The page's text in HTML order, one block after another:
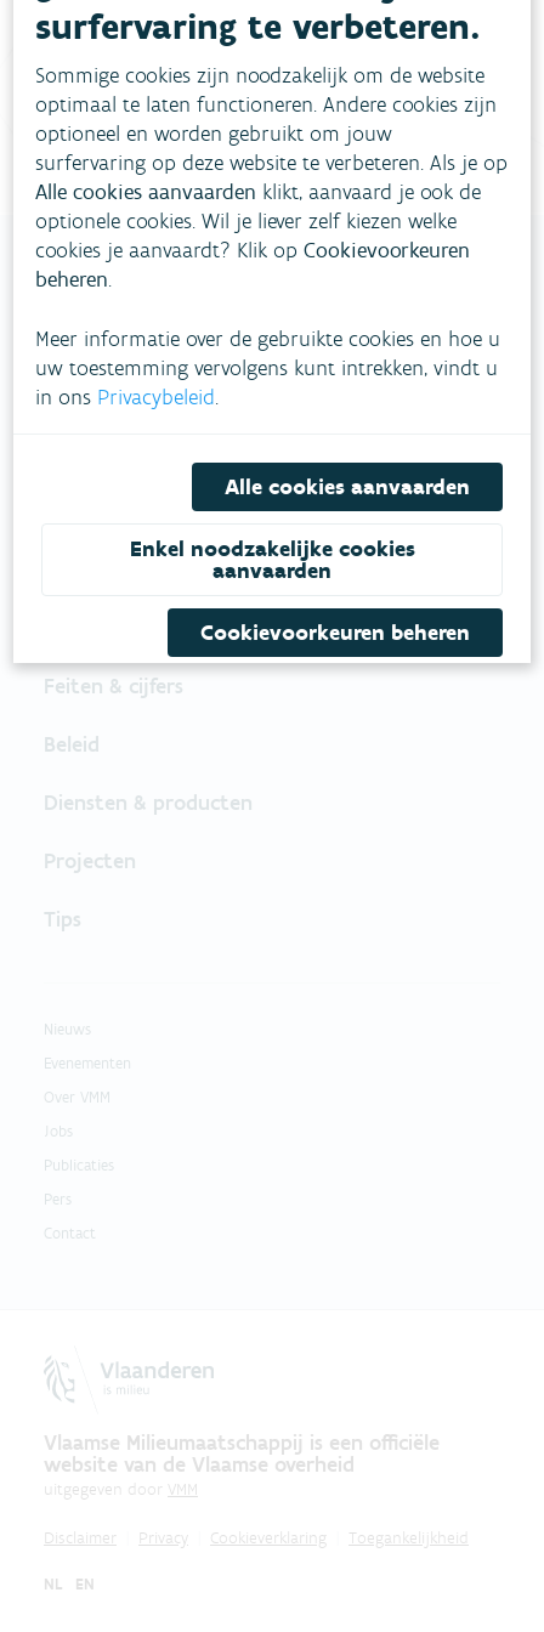
Niet gevonden wat je zocht? Vul ons
contactformulier in
Bel gratis 1700
VLAAMSE
MILIEUMAATSCHAPPIJ
Onze leefomgeving klimaatbestendig maken?
een duurzaam lucht-, water- en klimaatbeleid.
VOLG VMM OP SOCIALE MEDIA
Feiten & cijfers
Beleid
Diensten & producten
Projecten
Tips
Nieuws
Evenementen
Over VMM
Jobs
Publicaties
Pers
Contact
Vlaamse Milieumaatschappij is een officiële
website van de Vlaamse overheid
uitgegeven door VMM
Disclaimer Privacy Cookieverklaring Toegankelijkheid
NL EN
surfervaring te verbeteren.
Sommige cookies zijn noodzakelijk om de website
optimaal te laten functioneren. Andere cookies zijn
optioneel en worden gebruikt om jouw
surfervaring op deze website te verbeteren. Als je op
Alle cookies aanvaarden klikt, aanvaard je ook de
optionele cookies. Wil je liever zelf kiezen welke
cookies je aanvaardt? Klik opCookievoorkeuren
beheren.
Meer informatie over de gebruikte cookies en hoe u
uw toestemming vervolgens kunt intrekken, vindt u
in ons Privacybeleid.
Alle cookies aanvaarden
Enkel noodzakelijke cookies
aanvaarden
Cookievoorkeuren beheren